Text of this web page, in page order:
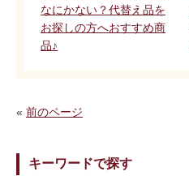
なにかない？代替え品を
お探しの方へおすすめ商
品♪
« 前のページ
キーワードで探す